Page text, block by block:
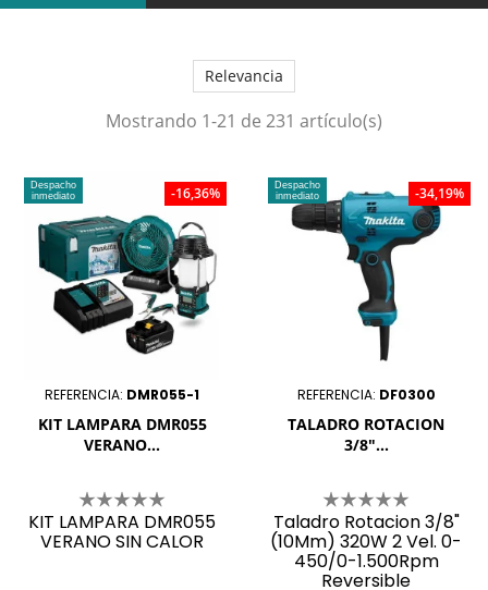
Relevancia
Mostrando 1-21 de 231 artículo(s)
Despacho
inmediato
REFERENCIA: DMR055-1
KIT LAMPARA DMR055
VERANO...
KIT LAMPARA DMR055
VERANO SIN CALOR
-16,36%
Despacho
inmediato
REFERENCIA: DF0300
TALADRO ROTACION
3/8"...
Taladro Rotacion 3/8"
(10Mm) 320W 2 Vel. 0-
450/0-1.500Rpm
Reversible
-34,19%